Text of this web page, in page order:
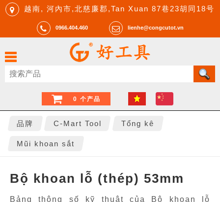
越南, 河內市,北慈廉郡,Tan Xuan 87巷23胡同18号
0966.404.460 lienhe@congcutot.vn
0 个产品
品牌 C-Mart Tool Tổng kê
Mũi khoan sắt
Bộ khoan lỗ (thép) 53mm
Bảng thông số kỹ thuật của Bộ khoan lỗ